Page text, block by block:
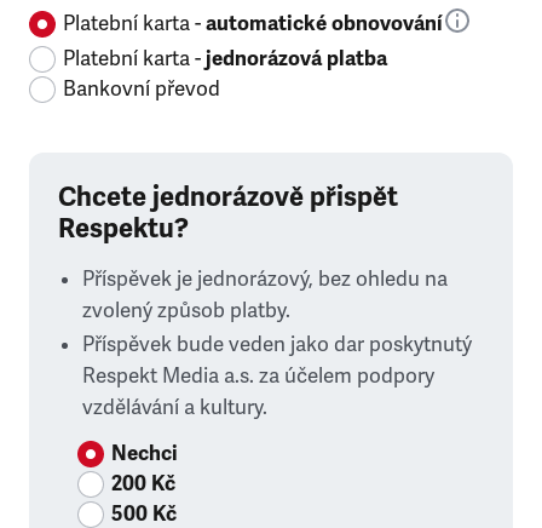
Platební karta -automatické obnovování
Platební karta -jednorázová platba
Bankovní převod
Chcete jednorázově přispět
Respektu?
Příspěvek je jednorázový, bez ohledu na
zvolený způsob platby.
Příspěvek bude veden jako dar poskytnutý
Respekt Media a.s. za účelem podpory
vzdělávání a kultury.
Nechci
200 Kč
500 Kč